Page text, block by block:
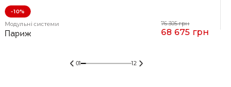
-10%
Модульні системи
Париж
76 305 грн
68 675 грн
01 12